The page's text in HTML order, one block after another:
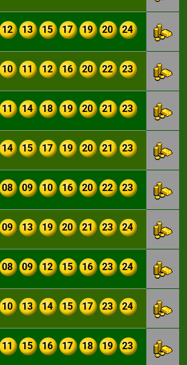
12 13 15 17 19 20 24
10 11 12 16 20 22 23
11 14 18 19 20 21 23
14 15 17 19 20 21 23
08 09 10 16 20 22 23
09 13 19 20 21 23 24
08 09 12 15 16 23 24
10 13 14 15 17 23 24
11 15 16 17 18 19 23